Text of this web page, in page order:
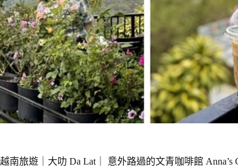
越南旅遊｜大叻 Da Lat｜ 意外路過的文青咖啡館 Anna’s